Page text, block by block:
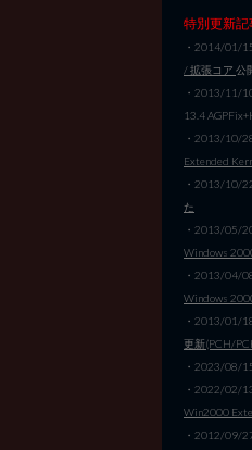
特別更新記
・2014/01/
/ 拡張コア 公
・2013/11/
13.4
・2013/10/
Extended
・2013/10/
た
・2013/05/
Windows
・2013/04/
Windows
・2013/01/
更新(PCH/
・2023/08/
・2022/02/
Win2000
・2012/09/